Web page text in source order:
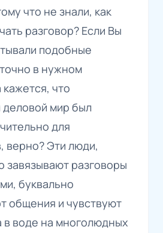
что не знали, как
разговор? Если Вы
подобные
в нужном
что
мир был
для
верно? Эти люди,
завязывают разговоры
буквально
общения и чувствуют
в воде на многолюдных